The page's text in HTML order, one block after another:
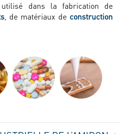
utilisé dans la fabrication de
, de matériaux de construction